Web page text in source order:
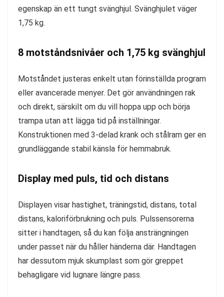
egenskap än ett tungt svänghjul. Svänghjulet väger
1,75 kg.
8 motståndsnivåer och 1,75 kg svänghjul
Motståndet justeras enkelt utan förinställda program
eller avancerade menyer. Det gör användningen rak
och direkt, särskilt om du vill hoppa upp och börja
trampa utan att lägga tid på inställningar.
Konstruktionen med 3-delad krank och stålram ger en
grundläggande stabil känsla för hemmabruk.
Display med puls, tid och distans
Displayen visar hastighet, träningstid, distans, total
distans, kaloriförbrukning och puls. Pulssensorerna
sitter i handtagen, så du kan följa ansträngningen
under passet när du håller händerna där. Handtagen
har dessutom mjuk skumplast som gör greppet
behagligare vid lugnare längre pass.